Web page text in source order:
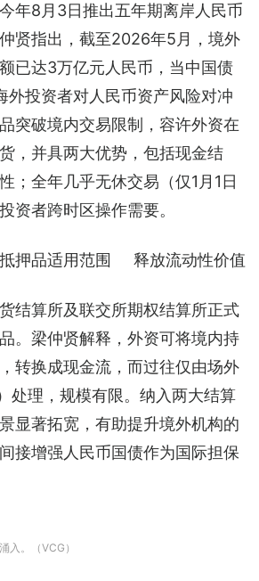
年8月3日推出五年期离岸人民币
贤指出，截至2026年5月，境外
已达3万亿元人民币，当中国债
外投资者对人民币资产风险对冲
突破境内交易限制，容许外资在
，并具两大优势，包括现金结
；全年几乎无休交易（仅1月1日
资者跨时区操作需要。
押品适用范围     释放流动性价值
结算所及联交所期权结算所正式
。梁仲贤解释，外资可将境内持
转换成现金流，而过往仅由场外
处理，规模有限。纳入两大结算
显著拓宽，有助提升境外机构的
接增强人民币国债作为国际担保
入。（VCG）